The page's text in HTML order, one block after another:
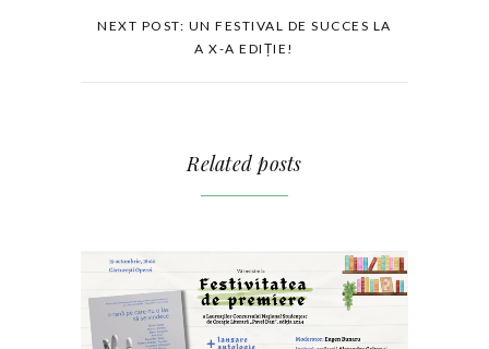
NEXT POST: UN FESTIVAL DE SUCCES LA
A X-A EDIȚIE!
Related posts